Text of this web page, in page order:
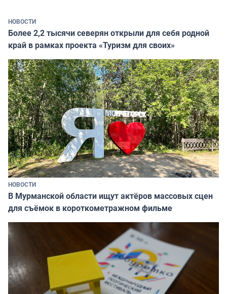
НОВОСТИ
Более 2,2 тысячи северян открыли для себя родной
край в рамках проекта «Туризм для своих»
НОВОСТИ
В Мурманской области ищут актёров массовых сцен
для съёмок в короткометражном фильме